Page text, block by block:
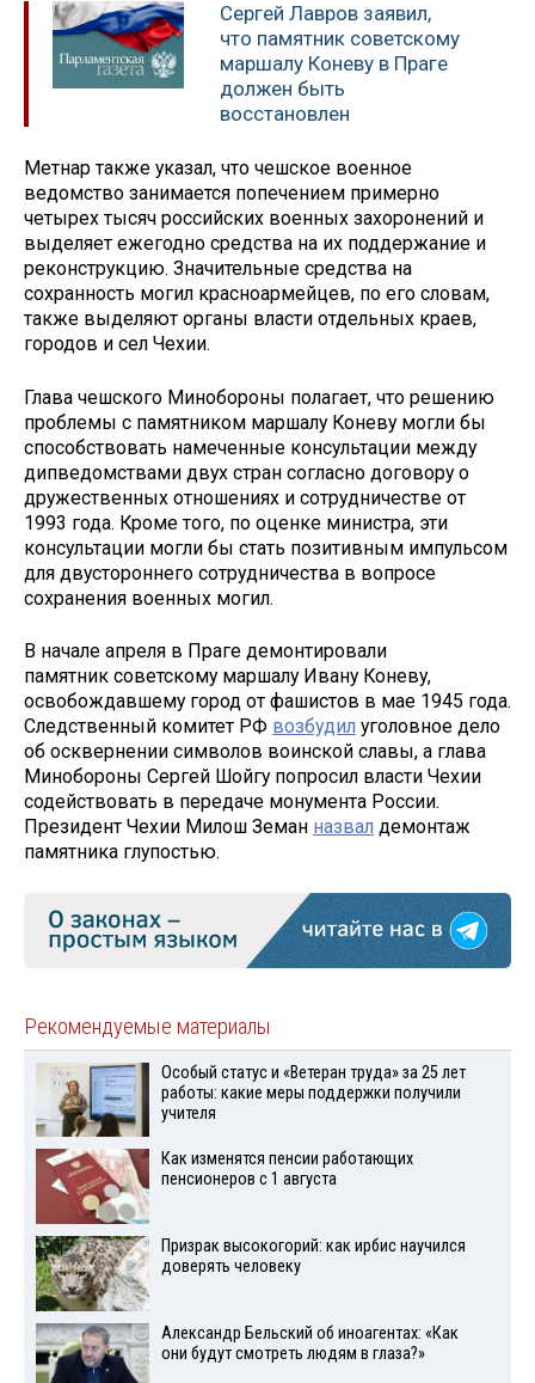
Сергей Лавров заявил,
что памятник советскому
маршалу Коневу в Праге
должен быть
восстановлен
Метнар также указал, что чешское военное
ведомство занимается попечением примерно
четырех тысяч российских военных захоронений и
выделяет ежегодно средства на их поддержание и
реконструкцию. Значительные средства на
сохранность могил красноармейцев, по его словам,
также выделяют органы власти отдельных краев,
городов и сел Чехии.
Глава чешского Минобороны полагает, что решению
проблемы с памятником маршалу Коневу могли бы
способствовать намеченные консультации между
дипведомствами двух стран согласно договору о
дружественных отношениях и сотрудничестве от
1993 года. Кроме того, по оценке министра, эти
консультации могли бы стать позитивным импульсом
для двустороннего сотрудничества в вопросе
сохранения военных могил.
В начале апреля в Праге демонтировали
памятник советскому маршалу Ивану Коневу,
освобождавшему город от фашистов в мае 1945 года.
Следственный комитет РФ возбудил уголовное дело
об осквернении символов воинской славы, а глава
Минобороны Сергей Шойгу попросил власти Чехии
содействовать в передаче монумента России.
Президент Чехии Милош Земан назвал демонтаж
памятника глупостью.
Рекомендуемые материалы
Особый статус и «Ветеран труда» за 25 лет
работы: какие меры поддержки получили
учителя
Как изменятся пенсии работающих
пенсионеров с 1 августа
Призрак высокогорий: как ирбис научился
доверять человеку
Александр Бельский об иноагентах: «Как
они будут смотреть людям в глаза?»